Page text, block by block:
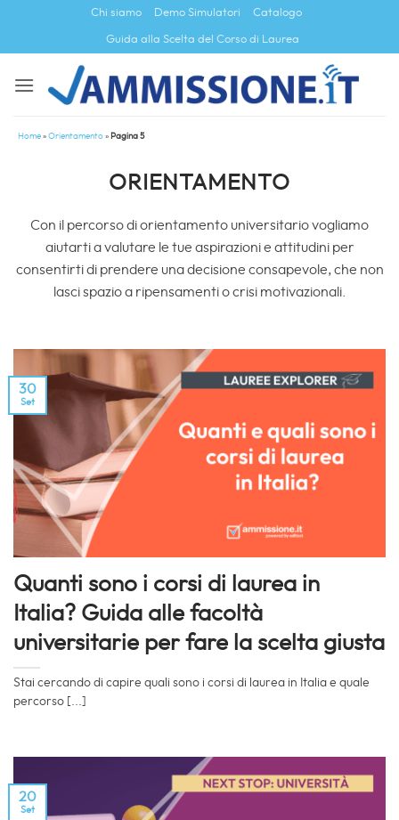
contenuti
Chi siamo Demo Simulatori Catalogo
Guida alla Scelta del Corso di Laurea
Home » Orientamento » Pagina 5
ORIENTAMENTO
Con il percorso di orientamento universitario vogliamo
aiutarti a valutare le tue aspirazioni e attitudini per
consentirti di prendere una decisione consapevole, che non
lasci spazio a ripensamenti o crisi motivazionali.
Quanti sono i corsi di laurea in
Italia? Guida alle facoltà
universitarie per fare la scelta giusta
Stai cercando di capire quali sono i corsi di laurea in Italia e quale
percorso [...]
30
Set
20
Set